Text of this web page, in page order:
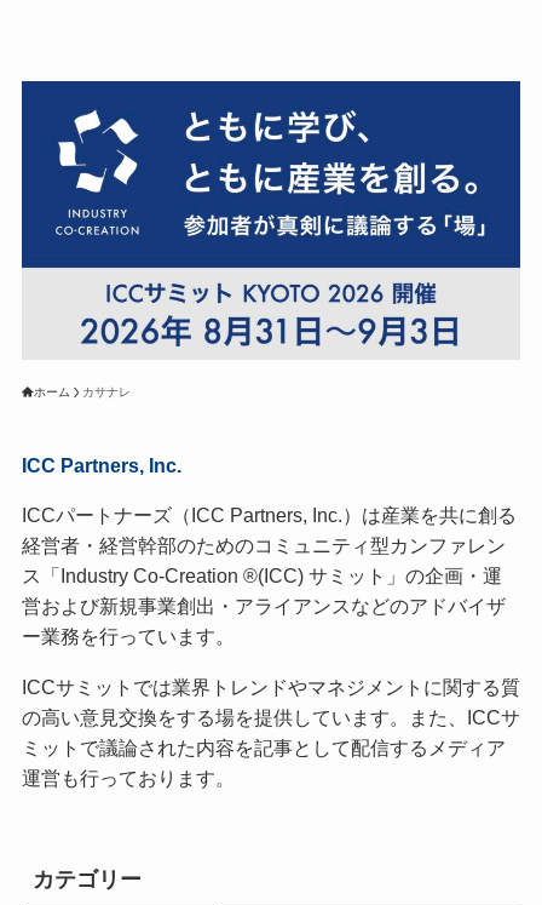
ホーム カサナレ
ICC Partners, Inc.
ICCパートナーズ（ICC Partners, Inc.）は産業を共に創る
経営者・経営幹部のためのコミュニティ型カンファレン
ス「Industry Co-Creation ®(ICC) サミット」の企画・運
営および新規事業創出・アライアンスなどのアドバイザ
ー業務を行っています。
ICCサミットでは業界トレンドやマネジメントに関する質
の高い意見交換をする場を提供しています。また、ICCサ
ミットで議論された内容を記事として配信するメディア
運営も行っております。
カテゴリー